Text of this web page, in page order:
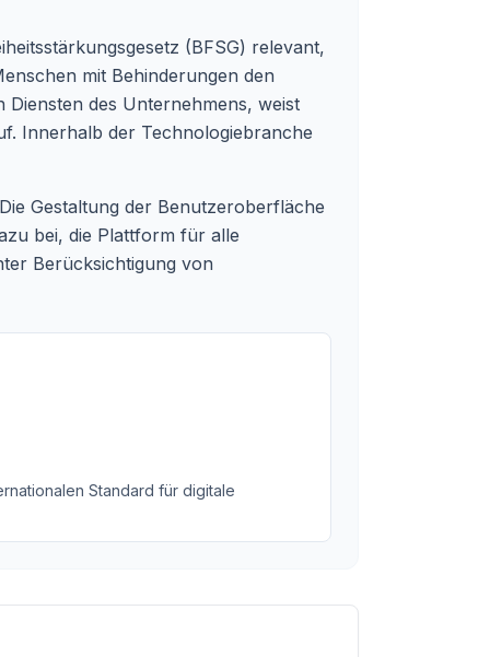
(BFSG) relevant,
mit Behinderungen den
des Unternehmens, weist
Innerhalb der Technologiebranche
Gestaltung der Benutzeroberfläche
bei, die Plattform für alle
Berücksichtigung von
Standard für digitale